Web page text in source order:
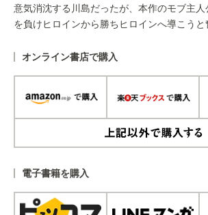
意気消沈する川島だったが、本作のモブ主
を負けヒロインから勝ちヒロインへ導こう
オンライン書店で購入
電子書籍を購入